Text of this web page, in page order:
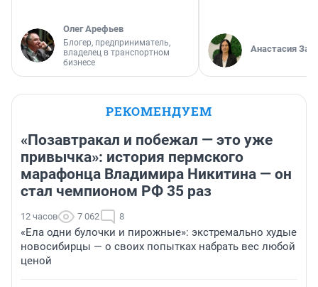
Олег Арефьев
Блогер, предприниматель,
владелец в транспортном
бизнесе
Анастасия
РЕКОМЕНДУЕМ
«Позавтракал и побежал — это уже
привычка»: история пермского
марафонца Владимира Никитина — он
стал чемпионом РФ 35 раз
12 часов 7 062 8
«Ела одни булочки и пирожные»: экстремально худые
новосибирцы — о своих попытках набрать вес любой
ценой